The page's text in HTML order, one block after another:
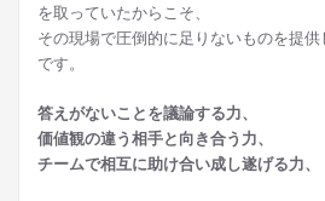
を取っていたからこそ、
その現場で圧倒的に足りないものを提
です。
答えがないことを議論する力、
価値観の違う相手と向き合う力、
チームで相互に助け合い成し遂げる力、